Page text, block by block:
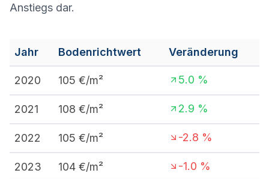
Anstiegs dar.
Jahr Bodenrichtwert Veränderung
2020 105 €/m² 5.0 %
2021 108 €/m² 2.9 %
2022 105 €/m² -2.8 %
2023 104 €/m² -1.0 %